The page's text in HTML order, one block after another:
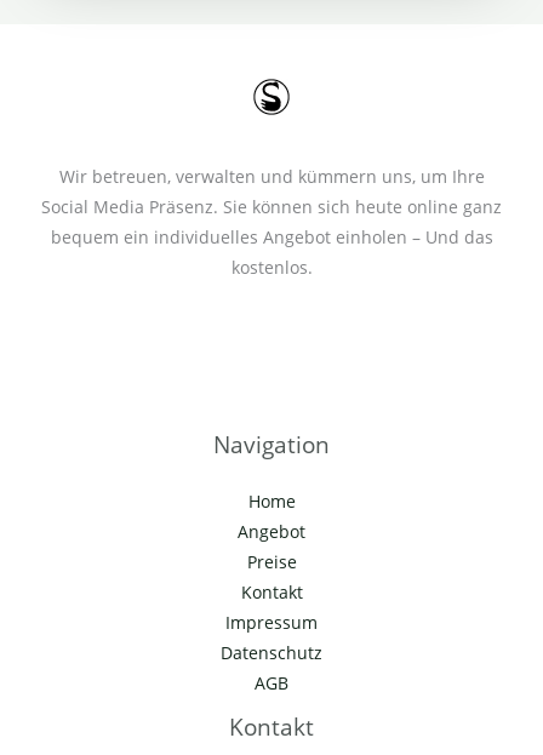
Wir betreuen, verwalten und kümmern uns, um Ihre
Social Media Präsenz. Sie können sich heute online ganz
bequem ein individuelles Angebot einholen – Und das
kostenlos.
Navigation
Home
Angebot
Preise
Kontakt
Impressum
Datenschutz
AGB
Kontakt